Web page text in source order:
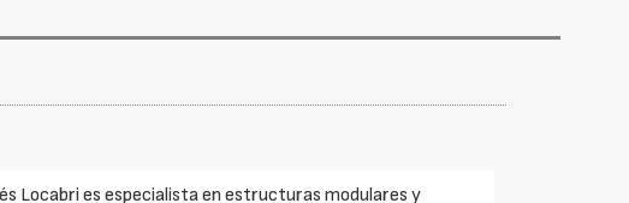
Locabri es especialista en estructuras modulares y